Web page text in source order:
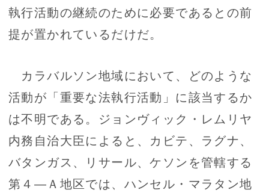
執行活動の継続のために必要であるとの前
提が置かれているだけだ。
カラバルソン地域において、どのような
活動が「重要な法執行活動」に該当するか
は不明である。ジョンヴィック・レムリヤ
内務自治大臣によると、カビテ、ラグナ、
バタンガス、リサール、ケソンを管轄する
第４―Ａ地区では、ハンセル・マラタン地